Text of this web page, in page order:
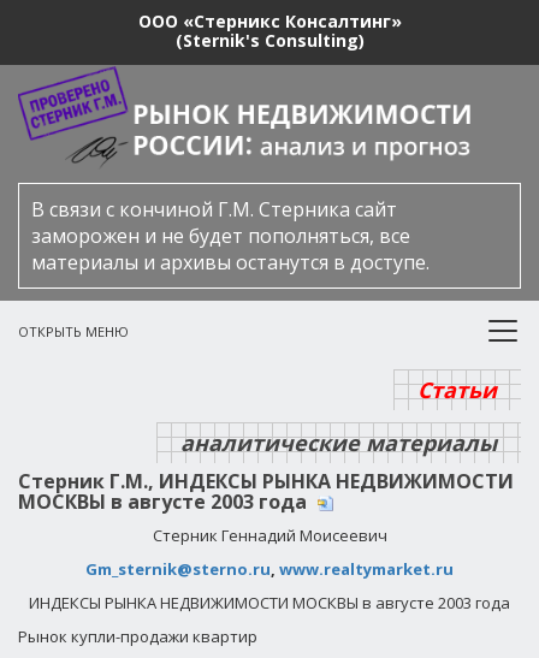
ООО «Стерникс Консалтинг»
(Sternik's Consulting)
В связи с кончиной Г.М. Стерника сайт
заморожен и не будет пополняться, все
материалы и архивы останутся в доступе.
ОТКРЫТЬ МЕНЮ
Статьи
аналитические материалы
Стерник Г.М., ИНДЕКСЫ РЫНКА НЕДВИЖИМОСТИ
МОСКВЫ в августе 2003 года
Стерник Геннадий Моисеевич
Gm_sternik@sterno.ru, www.realtymarket.ru
ИНДЕКСЫ РЫНКА НЕДВИЖИМОСТИ МОСКВЫ в августе 2003 года
Рынок купли-продажи квартир